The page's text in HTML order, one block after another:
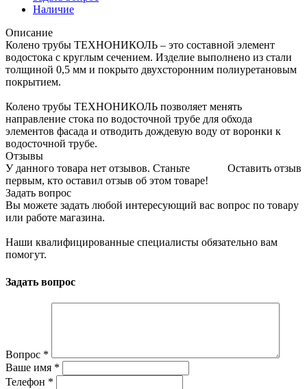
Наличие
Описание
Колено трубы ТЕХНОНИКОЛЬ – это составной элемент
водостока с круглым сечением. Изделие выполнено из стали
толщиной 0,5 мм и покрыто двухсторонним полиуретановым
покрытием.
Колено трубы ТЕХНОНИКОЛЬ позволяет менять
направление стока по водосточной трубе для обхода
элементов фасада и отводить дождевую воду от воронки к
водосточной трубе.
Отзывы
Оставить отзыв
У данного товара нет отзывов. Станьте
первым, кто оставил отзыв об этом товаре!
Задать вопрос
Вы можете задать любой интересующий вас вопрос по товару
или работе магазина.
Наши квалифицированные специалисты обязательно вам
помогут.
Задать вопрос
Вопрос *
Ваше имя *
Телефон *